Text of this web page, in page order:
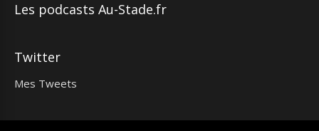
Les podcasts Au-Stade.fr
Twitter
Mes Tweets